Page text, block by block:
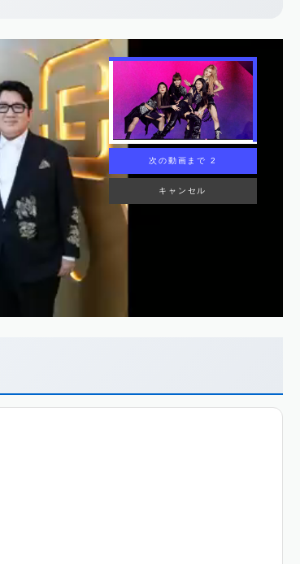
次の動画まで 1
キャンセル